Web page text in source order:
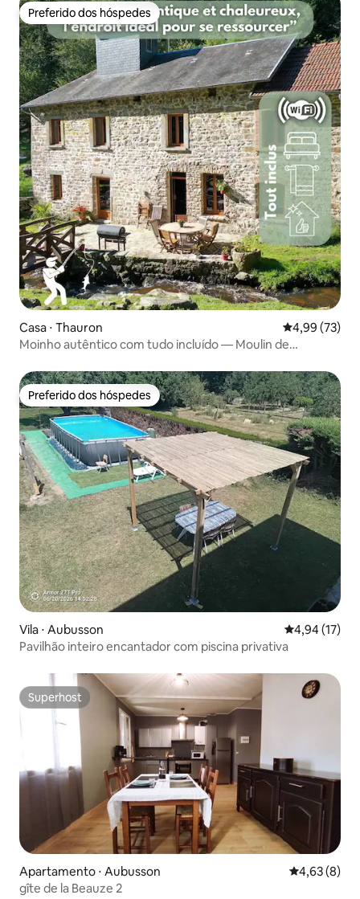
Preferido dos hóspedes
Preferido dos hóspedes
Casa ⋅ Thauron 4,99 de uma
4,99 (73)
Moinho autêntico com tudo incluído — Moulin de
Preferido dos hóspedes
Preferido dos hóspedes
Vila ⋅ Aubusson 4,94 de uma
4,94 (17)
Pavilhão inteiro encantador com piscina privativa
Superhost
Superhost
Apartamento ⋅ Aubusson 4,63 de uma
4,63 (8)
gîte de la Beauze 2